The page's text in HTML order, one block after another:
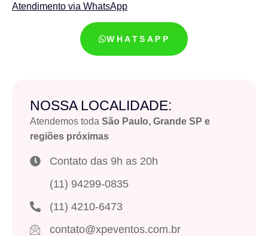
Atendimento via WhatsApp
WHATSAPP
NOSSA LOCALIDADE:
Atendemos toda São Paulo, Grande SP e
regiões próximas
Contato das 9h as 20h
(11) 94299-0835
(11) 4210-6473
contato@xpeventos.com.br